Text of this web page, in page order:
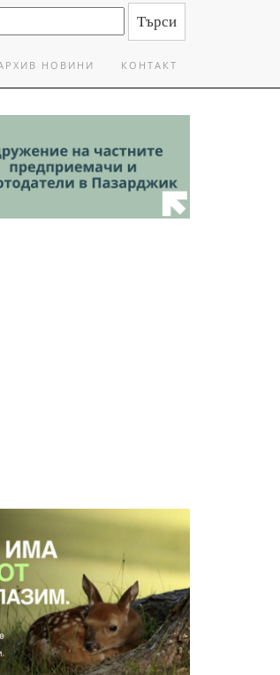
НОВИНИ КОНТАКТ